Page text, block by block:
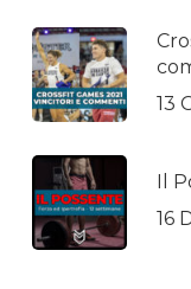
13
Il
16